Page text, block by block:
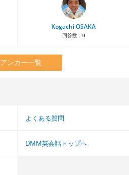
Kogachi OSAKA
回答数： 0
アンカー一覧
よくある質問
DMM英会話トップへ